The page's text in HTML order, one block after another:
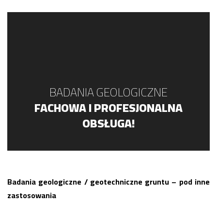
BADANIA GEOLOGICZNE
FACHOWA I PROFESJONALNA
OBSŁUGA!
Badania geologiczne / geotechniczne gruntu – pod inne
zastosowania